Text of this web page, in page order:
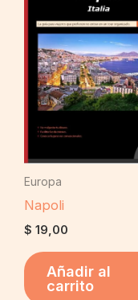
Europa
Napoli
$ 19,00
Añadir al
carrito